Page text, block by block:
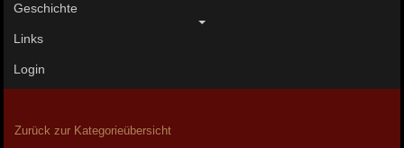
Geschichte
Links
Login
Zurück zur Kategorieübersicht